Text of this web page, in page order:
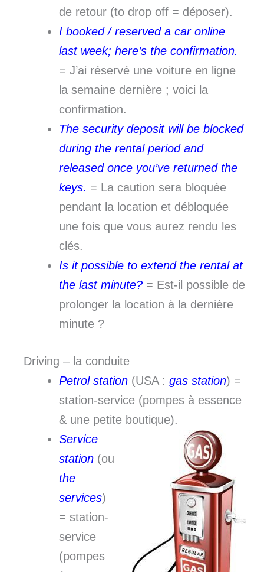
de retour (to drop off = déposer).
I booked / reserved a car online
last week; here’s the confirmation.
= J’ai réservé une voiture en ligne
la semaine dernière ; voici la
confirmation.
The security deposit will be blocked
during the rental period and
released once you’ve returned the
keys. = La caution sera bloquée
pendant la location et débloquée
une fois que vous aurez rendu les
clés.
Is it possible to extend the rental at
the last minute? = Est-il possible de
prolonger la location à la dernière
minute ?
Driving – la conduite
Petrol station (USA : gas station) =
station-service (pompes à essence
& une petite boutique).
Service
station (ou
the
services)
= station-
service
(pompes